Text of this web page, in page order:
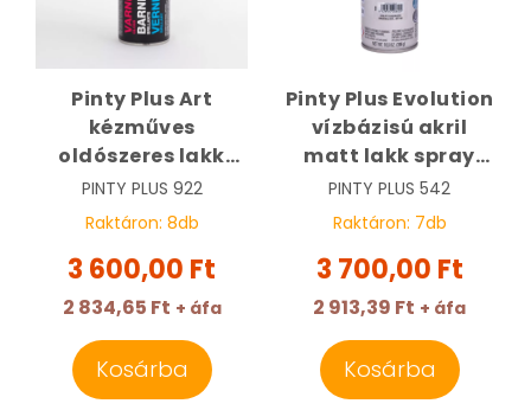
Pinty Plus Art
kézműves
oldószeres lakk
spray 400ml,
fényes | PINTY PLUS
PINTY PLUS 922
Raktáron: 8db
3 600,00 Ft
2 834,65 Ft + áfa
Kosárba
Pinty Plus Evolution
vízbázisú akril
matt lakk spray
400 ml | PINTY PLUS
542
PINTY PLUS 542
Raktáron: 7db
3 700,00 Ft
2 913,39 Ft + áfa
Kosárba